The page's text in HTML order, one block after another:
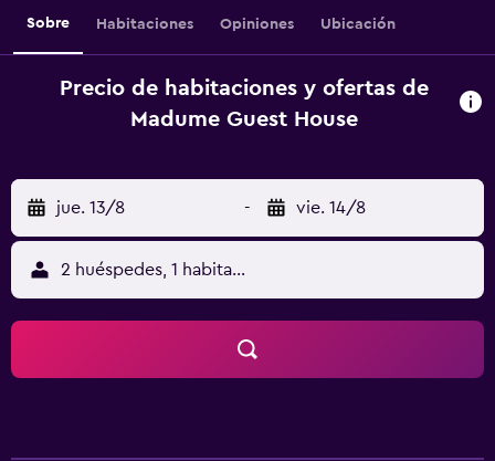
Sobre Habitaciones Opiniones Ubicación
Precio de habitaciones y ofertas de
Madume Guest House
jue. 13/8 - vie. 14/8
2 huéspedes, 1 habitación